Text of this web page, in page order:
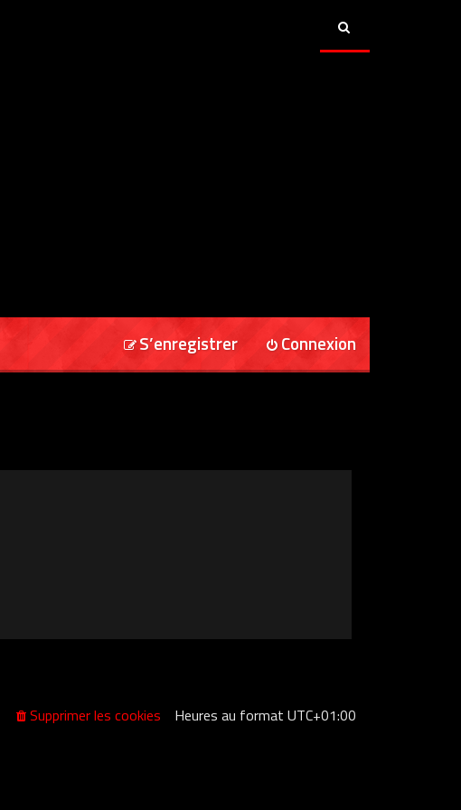
Connexion
S’enregistrer
Heures au formatUTC+01:00
Supprimer les cookies